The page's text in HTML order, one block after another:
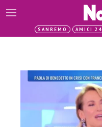
SANREMO AMICI 24